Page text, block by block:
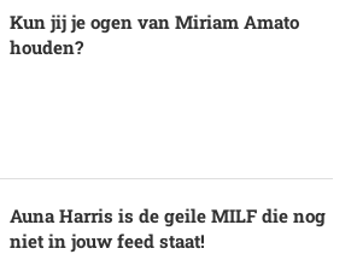
Kun jij je ogen van Miriam Amato
houden?
Auna Harris is de geile MILF die nog
niet in jouw feed staat!